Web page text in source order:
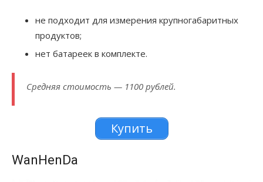
не подходит для измерения крупногабаритных
продуктов;
нет батареек в комплекте.
Средняя стоимость — 1100 рублей.
Купить
WanHenDa